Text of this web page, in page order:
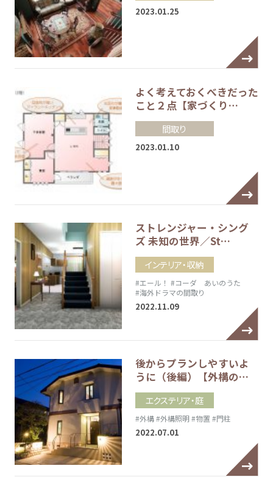
2023.01.25
よく考えておくべきだった
こと２点【家づくり…
間取り
2023.01.10
ストレンジャー・シング
ズ 未知の世界／St…
インテリア・収納
#エール！ #コーダ あいのうた
#海外ドラマの間取り
2022.11.09
後からプランしやすいよ
うに（後編）【外構の…
エクステリア・庭
#外構#外構照明 #物置 #門柱
2022.07.01